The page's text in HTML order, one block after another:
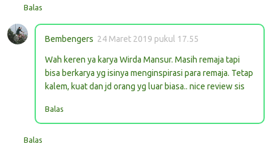
Balas
Bembengers 24 Maret 2019 pukul 17.55
Wah keren ya karya Wirda Mansur. Masih remaja tapi
bisa berkarya yg isinya menginspirasi para remaja. Tetap
kalem, kuat dan jd orang yg luar biasa.. nice review sis
Balas
Balas